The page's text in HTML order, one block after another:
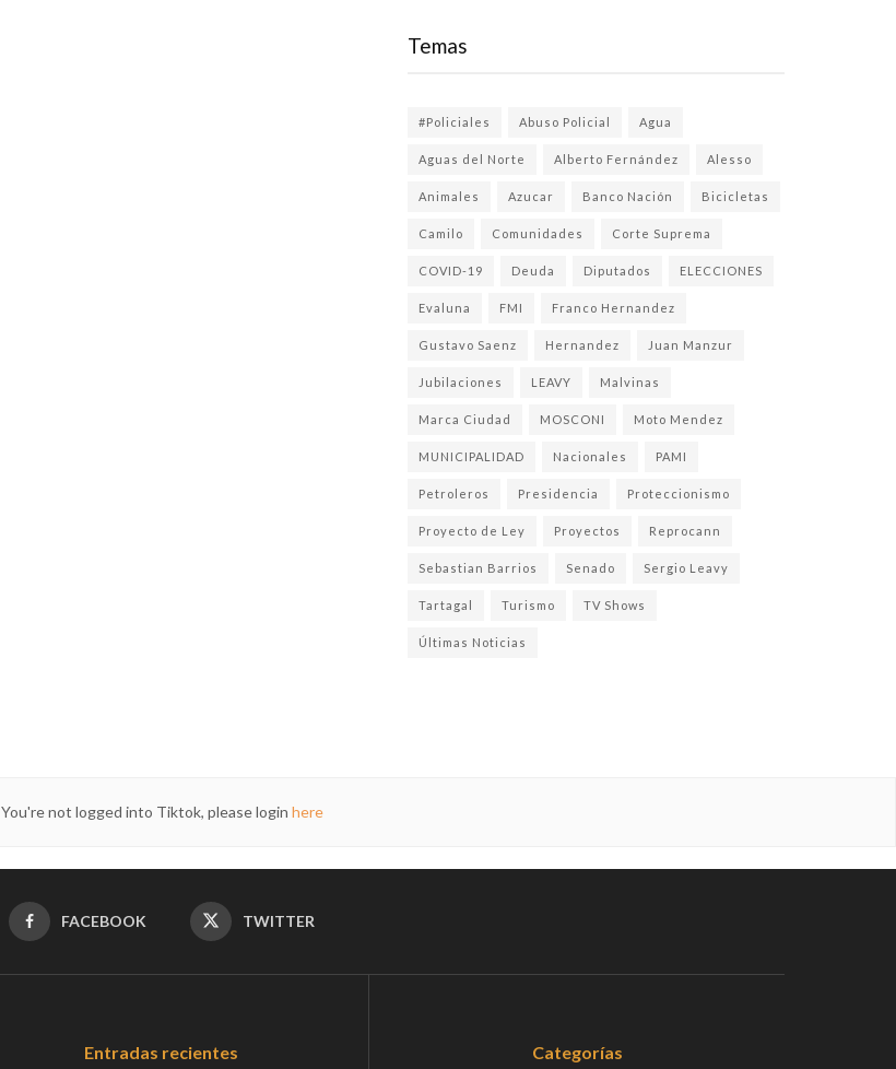
Temas
#Policiales Abuso Policial Agua
Aguas del Norte Alberto Fernández Alesso
Animales Azucar Banco Nación Bicicletas
Camilo Comunidades Corte Suprema
COVID-19 Deuda Diputados ELECCIONES
Evaluna FMI Franco Hernandez
Gustavo Saenz Hernandez Juan Manzur
Jubilaciones LEAVY Malvinas
Marca Ciudad MOSCONI Moto Mendez
MUNICIPALIDAD Nacionales PAMI
Petroleros Presidencia Proteccionismo
Proyecto de Ley Proyectos Reprocann
Sebastian Barrios Senado Sergio Leavy
Tartagal Turismo TV Shows
Últimas Noticias
You're not logged into Tiktok, please login here
FACEBOOK TWITTER
Entradas recientes Categorías